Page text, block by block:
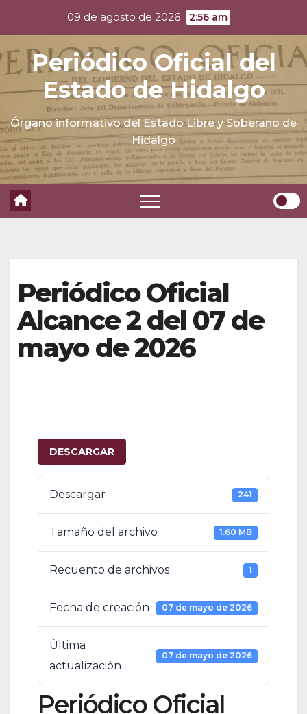
content
09 de agosto de 2026 2:56 am
Periódico Oficial del
Estado de Hidalgo
Órgano informativo del Estado Libre y Soberano de
Hidalgo
Periódico Oficial
Alcance 2 del 07 de
mayo de 2026
DESCARGAR
Descargar 241
Tamaño del archivo 1.60 MB
Recuento de archivos 1
Fecha de creación 07 de mayo de 2026
Última
actualización
07 de mayo de 2026
Periódico Oficial